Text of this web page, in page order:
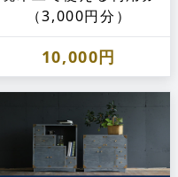
（3,000円分）
10,000円